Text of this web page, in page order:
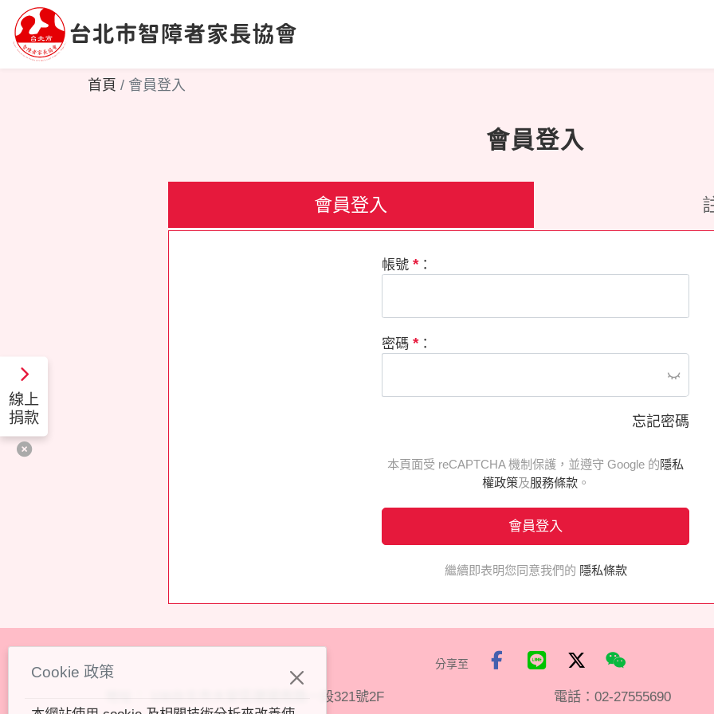
首頁 會員登入
會員登入
會員登入
帳號*：
密碼*：
忘記密碼
本頁面受 reCAPTCHA 機制保護，並遵守 Google 的隱私
權政策及服務條款。
會員登入
繼續即表明您同意我們的 隱私條款
Cookie 政策
分享至
106台北市大安區建國南路一段321號2F 電話： 02-27555690
線上
捐款